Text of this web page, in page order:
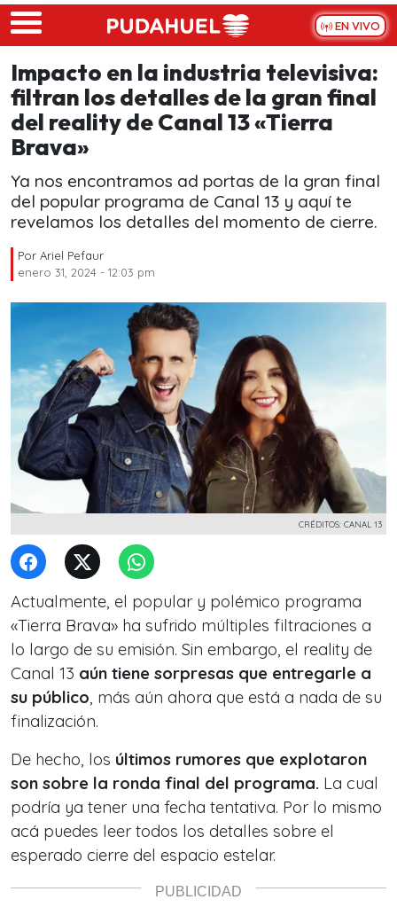
Skip to main content
EN VIVO
Impacto en la industria televisiva:
filtran los detalles de la gran final
del reality de Canal 13 «Tierra
Brava»
Ya nos encontramos ad portas de la gran final
del popular programa de Canal 13 y aquí te
revelamos los detalles del momento de cierre.
Por Ariel Pefaur
enero 31, 2024 - 12:03 pm
CRÉDITOS: CANAL 13
Actualmente, el popular y polémico programa
«Tierra Brava» ha sufrido múltiples filtraciones a
lo largo de su emisión. Sin embargo, el reality de
Canal 13 aún tiene sorpresas que entregarle a
su público, más aún ahora que está a nada de su
finalización.
De hecho, los últimos rumores que explotaron
son sobre la ronda final del programa. La cual
podría ya tener una fecha tentativa. Por lo mismo
acá puedes leer todos los detalles sobre el
esperado cierre del espacio estelar.